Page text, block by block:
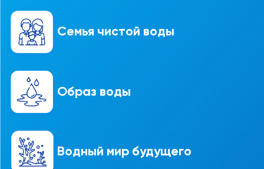
Водный мир будущего
Семья чистой воды
Образ воды